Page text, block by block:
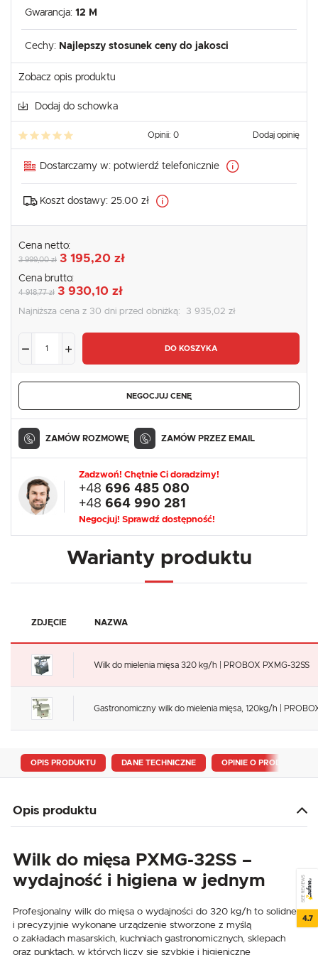
Gwarancja: 12 M
Cechy: Najlepszy stosunek ceny do jakosci
Zobacz opis produktu
Dodaj do schowka
Opinii: 0 Dodaj opinię
Dostarczamy w: potwierdź telefonicznie
Koszt dostawy: 25.00 zł
Cena netto:
3 999,00 zł 3 195,20 zł
Cena brutto:
4 918,77 zł 3 930,10 zł
Najniższa cena z 30 dni przed obniżką: 3 935,02 zł
DO KOSZYKA
NEGOCJUJ CENĘ
ZAMÓW ROZMOWĘ ZAMÓW PRZEZ EMAIL
Zadzwoń! Chętnie Ci doradzimy!
+48 696 485 080
+48 664 990 281
Negocjuj! Sprawdź dostępność!
Warianty produktu
ZDJĘCIE NAZWA
Wilk do mielenia mięsa 320 kg/h | PROBOX PXMG-32SS
Gastronomiczny wilk do mielenia mięsa, 120kg/h |
OPIS PRODUKTU DANE TECHNICZNE OPINIE O PRODUKCIE
Opis produktu
Wilk do mięsa PXMG-32SS –
wydajność i higiena w jednym
Profesjonalny wilk do mięsa o wydajności do 320 kg/h to solidne
i precyzyjnie wykonane urządzenie stworzone z myślą
o zakładach masarskich, kuchniach gastronomicznych, sklepach
oraz punktach, w których liczy się szybkie i higieniczne
SEE REVIEWS
4.7